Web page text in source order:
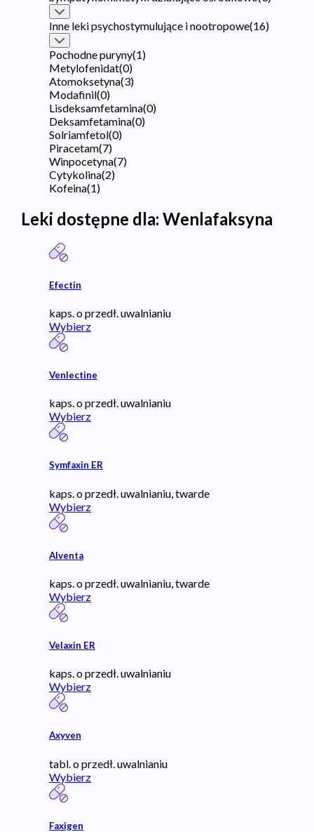
Inne leki psychostymulujące i nootropowe(16)
Pochodne puryny(1)
Metylofenidat(0)
Atomoksetyna(3)
Modafinil(0)
Lisdeksamfetamina(0)
Deksamfetamina(0)
Solriamfetol(0)
Piracetam(7)
Winpocetyna(7)
Cytykolina(2)
Kofeina(1)
Leki dostępne dla: Wenlafaksyna
Efectin
kaps. o przedł. uwalnianiu
Wybierz
Venlectine
kaps. o przedł. uwalnianiu
Wybierz
Symfaxin ER
kaps. o przedł. uwalnianiu, twarde
Wybierz
Alventa
kaps. o przedł. uwalnianiu, twarde
Wybierz
Velaxin ER
kaps. o przedł. uwalnianiu
Wybierz
Axyven
tabl. o przedł. uwalnianiu
Wybierz
Faxigen